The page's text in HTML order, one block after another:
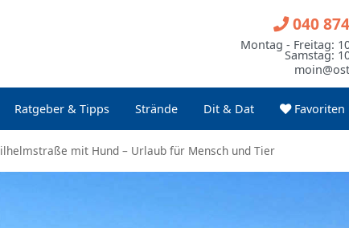
Ratgeber & Tipps Strände Dit & Dat Favoriten
040
Montag - Freitag:
Samstag:
mit Hund – Urlaub für Mensch und Tier